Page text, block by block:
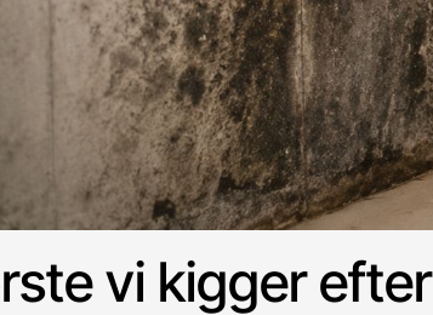
vi kigger efter